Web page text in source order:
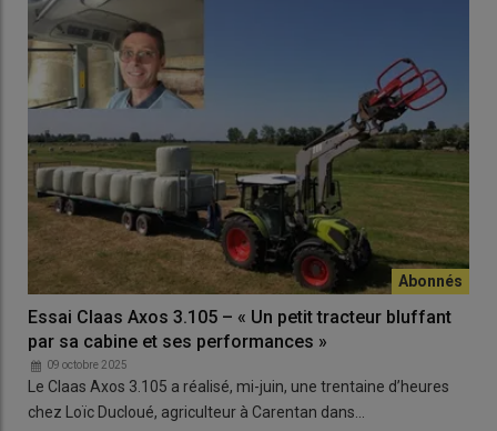
Essai Claas Axos 3.105 – « Un petit tracteur bluffant
par sa cabine et ses performances »
09 octobre 2025
Le Claas Axos 3.105 a réalisé, mi-juin, une trentaine d’heures
chez Loïc Ducloué, agriculteur à Carentan dans…